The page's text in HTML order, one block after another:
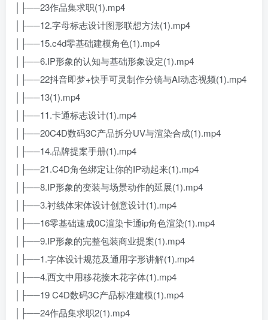
│├──23作品集求职(1).mp4
│├──12.字母标志设计图形联想方法(1).mp4
│├──15.c4d零基础建模角色(1).mp4
│├──6.IP形象的认知与基础形象设定(1).mp4
│├──22抖音即梦+快手可灵制作分镜与AI动态视频(1).mp4
│├──13(1).mp4
│├──11.卡通标志设计(1).mp4
│├──20C4D数码3C产品拆分UV与渲染合成(1).mp4
│├──14.品牌提案手册(1).mp4
│├──21.C4D角色绑定让你的IP动起来(1).mp4
│├──8.IP形象的变装与场景动作的延展(1).mp4
│├──3.衬线体宋体设计创意设计(1).mp4
│├──16零基础速成0C渲染卡通ip角色渲染(1).mp4
│├──9.IP形象的完整包装商业提案(1).mp4
│├──1.字体设计规范及通用字形讲解(1).mp4
│├──4.西文中用移花接木花字体(1).mp4
│├──19 C4D数码3C产品标准建模(1).mp4
│├──24作品集求职2(1).mp4